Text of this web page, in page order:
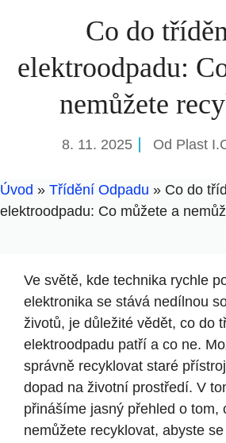
Co do
elektroodpadu:
nemůžete
8. 11. 2025 Od Plast
Úvod » Třídění Odpadu » Co do
elektroodpadu: Co můžete a
Ve světě, kde technika rychle
elektronika se stává nedílnou
životů, je důležité vědět, co do
elektroodpadu patří a co ne.
správně recyklovat staré
dopad na životní prostředí. V
přinášíme jasný přehled o tom,
nemůžete recyklovat, abyste